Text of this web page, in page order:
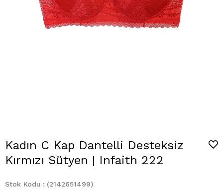
Kadın C Kap Dantelli Desteksiz
Kırmızı Sütyen | Infaith 222
Stok Kodu
(2142651499)